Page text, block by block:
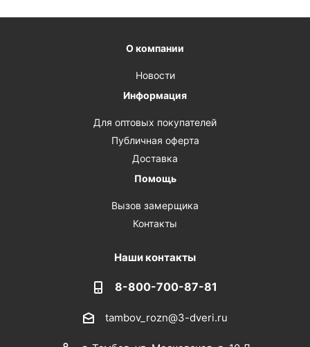
О компании
Новости
Информация
Для оптовых покупателей
Публичная оферта
Доставка
Помощь
Вызов замерщика
Контакты
Наши контакты
8-800-700-87-81
tambov_rozn@3-dveri.ru